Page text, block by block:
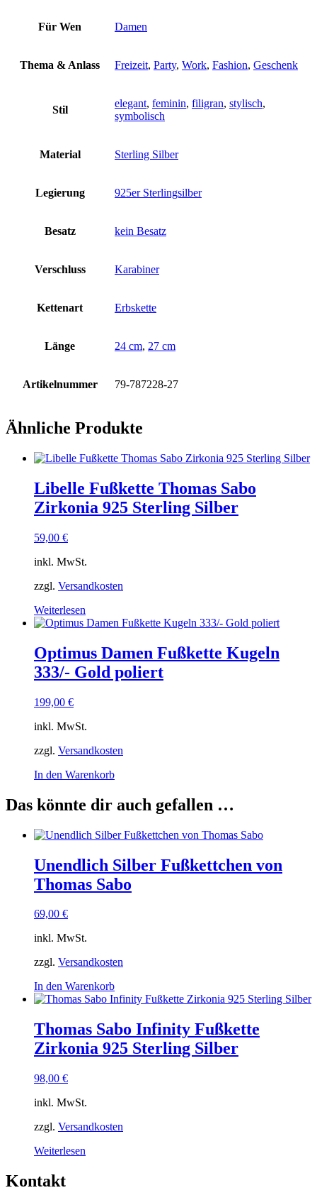
Für Wen Damen
Thema & Anlass Freizeit, Party, Work, Fashion, Geschenk
Stil
elegant, feminin, filigran, stylisch,
symbolisch
Material Sterling Silber
Legierung 925er Sterlingsilber
Besatz kein Besatz
Verschluss Karabiner
Kettenart Erbskette
Länge 24 cm, 27 cm
Artikelnummer 79-787228-27
Ähnliche Produkte
Libelle Fußkette Thomas Sabo
Zirkonia 925 Sterling Silber
59,00 €
inkl. MwSt.
zzgl. Versandkosten
Weiterlesen
Optimus Damen Fußkette Kugeln
333/- Gold poliert
199,00 €
inkl. MwSt.
zzgl. Versandkosten
In den Warenkorb
Das könnte dir auch gefallen …
Unendlich Silber Fußkettchen von
Thomas Sabo
69,00 €
inkl. MwSt.
zzgl. Versandkosten
In den Warenkorb
Thomas Sabo Infinity Fußkette
Zirkonia 925 Sterling Silber
98,00 €
inkl. MwSt.
zzgl. Versandkosten
Weiterlesen
Kontakt